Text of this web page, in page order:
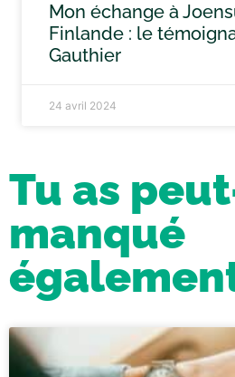
Mon échange à
Finlande : le
Gauthier
24 avril 2024
Tu as
manqué